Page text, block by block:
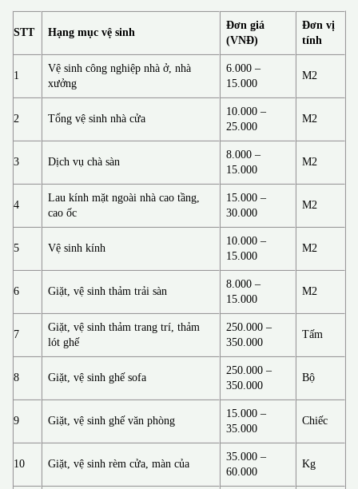
STT Hạng mục vệ sinh
Đơn giá
(VNĐ)
Đơn vị
tính
1
Vệ sinh công nghiệp nhà ở, nhà
xưởng
6.000 –
15.000
M2
2 Tổng vệ sinh nhà cửa
10.000 –
25.000
M2
3 Dịch vụ chà sàn
8.000 –
15.000
M2
4
Lau kính mặt ngoài nhà cao tầng,
cao ốc
15.000 –
30.000
M2
5 Vệ sinh kính
10.000 –
15.000
M2
6 Giặt, vệ sinh thảm trải sàn
8.000 –
15.000
M2
7
Giặt, vệ sinh thảm trang trí, thảm
lót ghế
250.000 –
350.000
Tấm
8 Giặt, vệ sinh ghế sofa
250.000 –
350.000
Bộ
9 Giặt, vệ sinh ghế văn phòng
15.000 –
35.000
Chiếc
10 Giặt, vệ sinh rèm cửa, màn của
35.000 –
60.000
Kg